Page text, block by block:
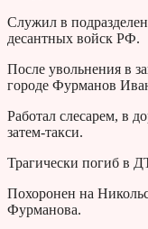
Служил в
десантных войск РФ.
После увольнения в
городе Фурманов
Работал слесарем, в
затем-такси.
Трагически погиб в
Похоронен на
Фурманова.